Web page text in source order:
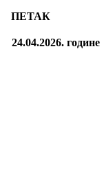
ПЕТАК
24.04.2026.године